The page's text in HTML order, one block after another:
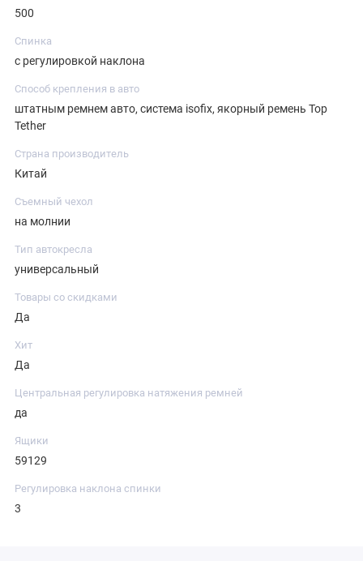
500
Спинка
с регулировкой наклона
Способ крепления в авто
штатным ремнем авто, система isofix, якорный ремень Top
Tether
Страна производитель
Китай
Съемный чехол
на молнии
Тип автокресла
универсальный
Товары со скидками
Да
Хит
Да
Центральная регулировка натяжения ремней
да
Ящики
59129
Регулировка наклона спинки
3